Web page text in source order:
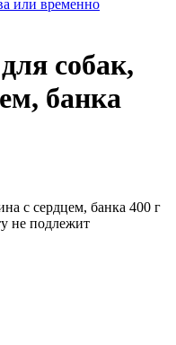
или временно
собак,
банка
не подлежит